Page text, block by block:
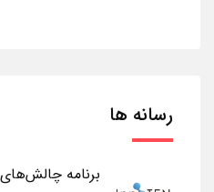
رسانه ها
برنامه